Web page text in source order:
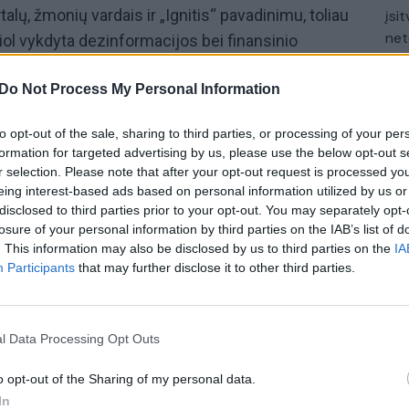
Do Not Process My Personal Information
opt-out of the sale, sharing to third parties, or processing of your
for targeted advertising by us, please use the below opt-out
selection. Please note that after your opt-out request is processed
interest-based ads based on personal information utilized by us
to third parties prior to your opt-out. You may separately
of your personal information by third parties on the IAB’s list of
This information may also be disclosed by us to third parties on the
Participants that may further disclose it to other third parties.
Data Processing Opt Outs
opt-out of the Sharing of my personal data.
žmonių vardais ir „Ignitis“ pavadinimu, toliau
vykdyta dezinformacijos bei finansinio
analizės centras „Debunk.org“
tinkluose nusikaltėlių žinutės buvo
kartų ir perspėja gyventojus likti atsargiems.
jų tikslas bei kaip veikiasukčiai – kalbėjo
Daukšas. Laidą„Nauja diena“ žiūrėkite
ryto“ televiziją ir platformoje tv.lrytas.lt.
dezinformacija sukčiai